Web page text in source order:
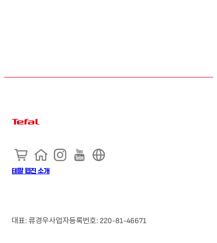
테팔 웹진 소개
대표: 류경우사업자등록번호: 220-81-46671